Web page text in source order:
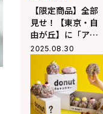
【限定商品】全部
見せ！【東京・自
由が丘】に「アイ
ムドーナツ？（I'm
donut？）」と
「ダコー
（dacō）」が同時
オープン！【取材
レポ】
2025.08.30